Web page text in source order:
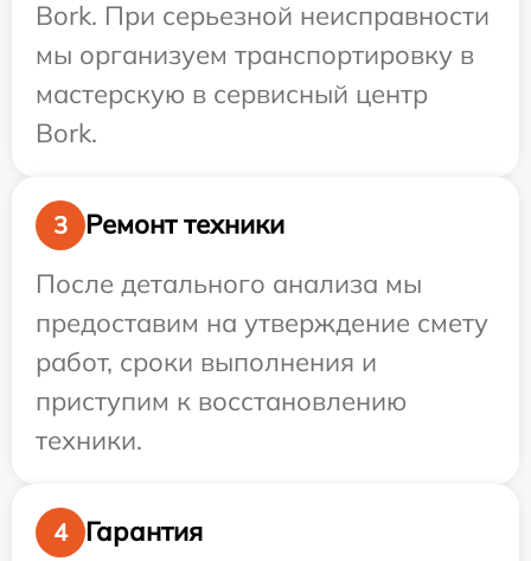
Bork. При серьезной неисправности
мы организуем транспортировку в
мастерскую в сервисный центр
Bork.
3
Ремонт техники
После детального анализа мы
предоставим на утверждение смету
работ, сроки выполнения и
приступим к восстановлению
техники.
4
Гарантия